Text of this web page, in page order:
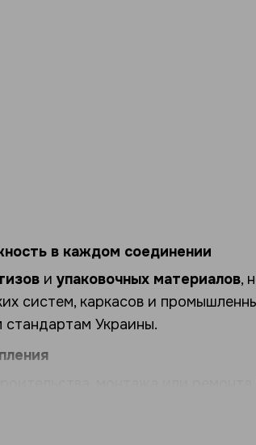
в каждом соединении
и упаковочных материалов,
систем, каркасов и
Украины.